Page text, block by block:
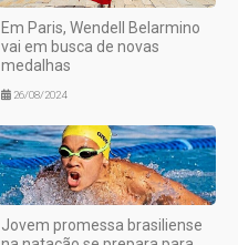
Em Paris, Wendell Belarmino
vai em busca de novas
medalhas
26/08/2024
Jovem promessa brasiliense